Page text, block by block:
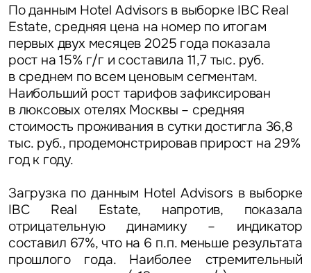
По данным Hotel Advisors в выборке IBC Real
Estate, средняя цена на номер по итогам
первых двух месяцев 2025 года показала
рост на 15% г/г и составила 11,7 тыс. руб.
в среднем по всем ценовым сегментам.
Наибольший рост тарифов зафиксирован
в люксовых отелях Москвы – средняя
стоимость проживания в сутки достигла 36,8
тыс. руб., продемонстрировав прирост на 29%
год к году.
Загрузка по данным Hotel Advisors в выборке
IBC Real Estate, напротив, показала
отрицательную динамику – индикатор
составил 67%, что на 6 п.п. меньше результата
прошлого года. Наиболее стремительный